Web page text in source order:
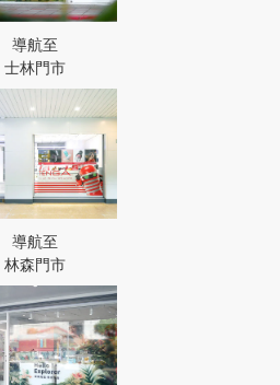
導航至
士林門市
導航至
林森門市